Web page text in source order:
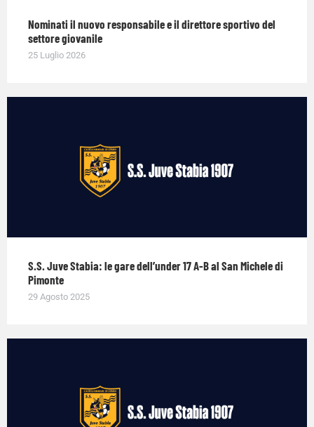
Nominati il nuovo responsabile e il direttore sportivo del
settore giovanile
25 Luglio 2026
S.S. Juve Stabia: le gare dell’under 17 A-B al San Michele di
Pimonte
29 Agosto 2025